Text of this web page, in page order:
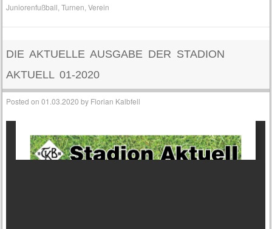
Juniorenfußball ,Turnen ,Verein
DIE AKTUELLE AUSGABE DER STADION
AKTUELL 01-2020
Posted on01.03.2020 by Florian Kalbfell